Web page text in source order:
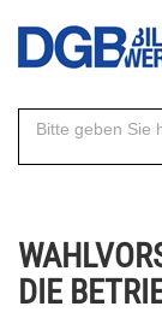
Direkt
Inhalt
DIE